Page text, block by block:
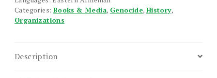
Tsragirnere
quantity
Categories: Books & Media, Genocide, History,
Organizations
Description